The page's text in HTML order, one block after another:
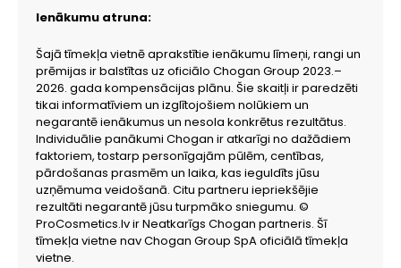
Ienākumu atruna:
Šajā tīmekļa vietnē aprakstītie ienākumu līmeņi, rangi un
prēmijas ir balstītas uz oficiālo Chogan Group 2023.–
2026. gada kompensācijas plānu. Šie skaitļi ir paredzēti
tikai informatīviem un izglītojošiem nolūkiem un
negarantē ienākumus un nesola konkrētus rezultātus.
Individuālie panākumi Chogan ir atkarīgi no dažādiem
faktoriem, tostarp personīgajām pūlēm, centības,
pārdošanas prasmēm un laika, kas ieguldīts jūsu
uzņēmuma veidošanā. Citu partneru iepriekšējie
rezultāti negarantē jūsu turpmāko sniegumu. ©
ProCosmetics.lv ir Neatkarīgs Chogan partneris. Šī
tīmekļa vietne nav Chogan Group SpA oficiālā tīmekļa
vietne.